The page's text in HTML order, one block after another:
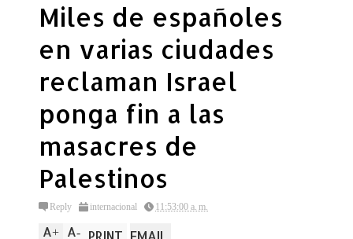
Miles de españoles
en varias ciudades
reclaman Israel
ponga fin a las
masacres de
Palestinos
Reply internacional 11:53:00 a. m.
A+ A-